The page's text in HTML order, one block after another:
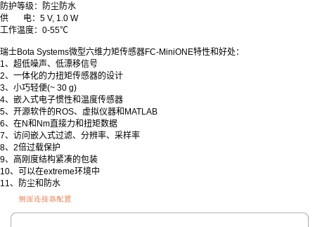
防护等级：防尘防水
供
电：5 V, 1.0 W
工作温度：0-55℃
瑞士Bota Systems微型六维力矩传感器FC-MiniONE特性和好处：
1、超低噪声、低漂移信号
2、一体化的力扭矩传感器的设计
3、小巧轻便(~ 30 g)
4、嵌入式电子惯性和温度传感器
5、开源软件的ROS、虚拟仪器和MATLAB
6、在N和Nm直接力和扭矩数据
7、访问嵌入式过滤、分辨率、采样率
8、2倍过载保护
9、高刚度结构紧凑的包装
10、可以在extreme环境中
11、防尘和防水